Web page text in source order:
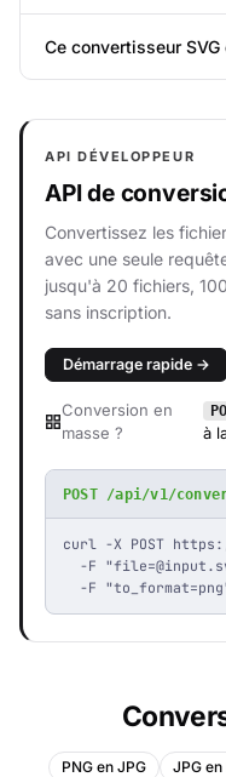
Ce convertisseur
API DÉVELOPPEUR
API de
Convertissez les
avec une seule
jusqu'à 20 fichiers,
sans inscription.
Démarrage rapide →
Conversion en
masse ?
à
POST /api/v1/
curl -X POST
  -F "
-F
PNG en JPG JPG en